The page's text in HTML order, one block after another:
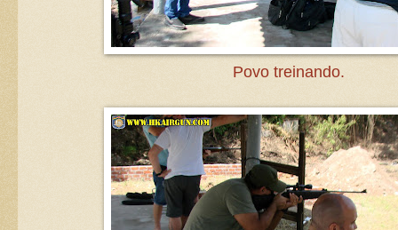
Povo treinando.